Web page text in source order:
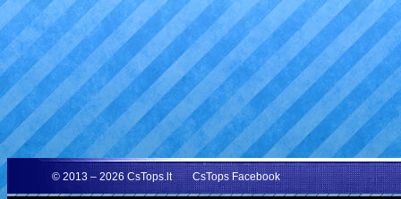
© 2013 – 2026 CsTops.lt CsTops Facebook